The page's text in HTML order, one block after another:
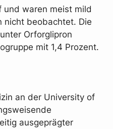
und waren meist mild
nicht beobachtet. Die
Orforglipron
mit 1,4 Prozent.
an der University of
ausgeprägter